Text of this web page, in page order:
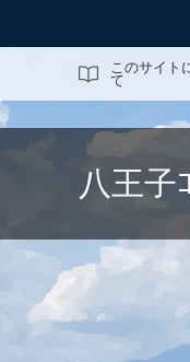
このサイト
て
八王子